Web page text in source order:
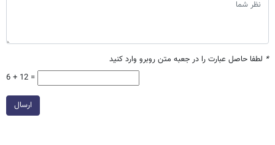
* لطفا حاصل عبارت را در جعبه متن روبرو وارد کنید
6 + 12 =
ارسال